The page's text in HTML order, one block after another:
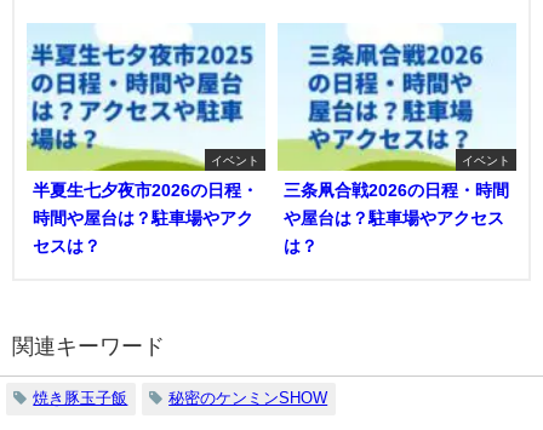
イベント
半夏生七夕夜市2026の日程・
時間や屋台は？駐車場やアク
セスは？
イベント
三条凧合戦2026の日程・時間
や屋台は？駐車場やアクセス
は？
関連キーワード
焼き豚玉子飯 秘密のケンミンSHOW